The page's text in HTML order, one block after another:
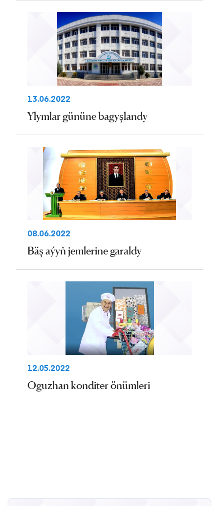
13.06.2022
Ylymlar gününe bagyşlandy
08.06.2022
Bäş aýyň jemlerine garaldy
12.05.2022
Oguzhan konditer önümleri